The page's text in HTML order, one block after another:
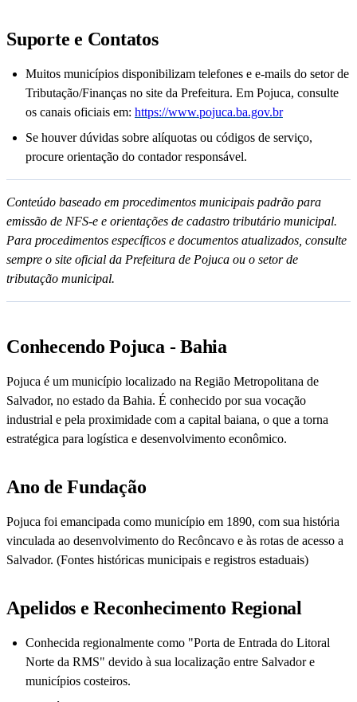
Suporte e Contatos
Muitos municípios disponibilizam telefones e e-mails do setor de
Tributação/Finanças no site da Prefeitura. Em Pojuca, consulte
os canais oficiais em: https://www.pojuca.ba.gov.br
Se houver dúvidas sobre alíquotas ou códigos de serviço,
procure orientação do contador responsável.
Conteúdo baseado em procedimentos municipais padrão para
emissão de NFS-e e orientações de cadastro tributário municipal.
Para procedimentos específicos e documentos atualizados, consulte
sempre o site oficial da Prefeitura de Pojuca ou o setor de
tributação municipal.
Conhecendo Pojuca - Bahia
Pojuca é um município localizado na Região Metropolitana de
Salvador, no estado da Bahia. É conhecido por sua vocação
industrial e pela proximidade com a capital baiana, o que a torna
estratégica para logística e desenvolvimento econômico.
Ano de Fundação
Pojuca foi emancipada como município em 1890, com sua história
vinculada ao desenvolvimento do Recôncavo e às rotas de acesso a
Salvador. (Fontes históricas municipais e registros estaduais)
Apelidos e Reconhecimento Regional
Conhecida regionalmente como "Porta de Entrada do Litoral
Norte da RMS" devido à sua localização entre Salvador e
municípios costeiros.